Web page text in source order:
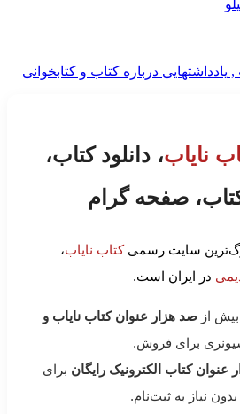
یادداشتهایی درباره کتاب و کتابخوانی
نایاب، دانلود کتاب،
صفحه گرام
سایت رسمیکتاب نایاب،
در ایران است.
از صد هزار عنوان کتاب نایاب و
برای فروش.
عنوان کتاب الکترونیک رایگان برای
نیاز به ثبت‌نام.